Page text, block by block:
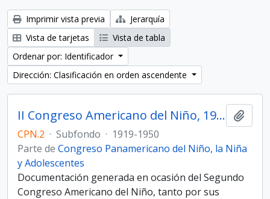
Imprimir vista previa
Jerarquía
Vista de tarjetas
Vista de tabla
Ordenar por: Identificador
Dirección: Clasificación en orden ascendente
II Congreso Americano del Niño, 1919
CPN.2 · Subfondo · 1919-1950
Parte de Congreso Panamericano del Niño, la Niña
y Adolescentes
Documentación generada en ocasión del Segundo
Congreso Americano del Niño, tanto por sus